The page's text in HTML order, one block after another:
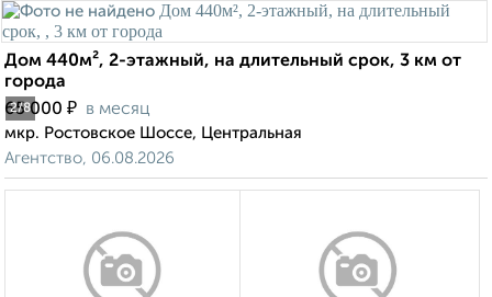
2/8
Дом 440м², 2-этажный, на длительный срок, 3 км от
города
65 000 ₽ в месяц
мкр. Ростовское Шоссе, Центральная
Агентство, 06.08.2026